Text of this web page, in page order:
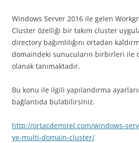
Windows Server 2016 ile gelen
Cluster özelliği bir takım cluster
directory bağımlılığını ortadan
domaindeki sunucuların birbirleri ile
olanak tanımaktadır.
Bu konu ile ilgili yapılandırma
bağlantıda bulabilirsiniz.
http://ortacdemirel.com/windows-
ve-multi-domain-cluster/